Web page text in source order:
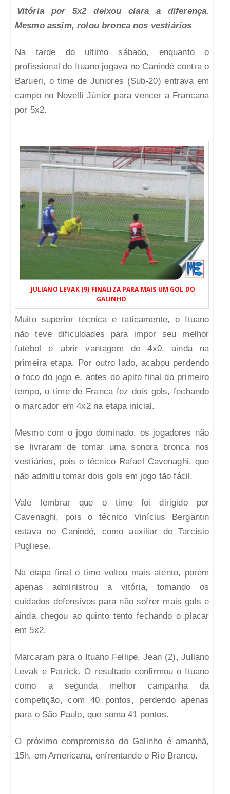
Vitória por 5x2 deixou clara a diferença.
Mesmo assim, rolou bronca nos vestiários
Na tarde do ultimo sábado, enquanto o
profissional do Ituano jogava no Canindé contra o
Barueri, o time de Juniores (Sub-20) entrava em
campo no Novelli Júnior para vencer a Francana
por 5x2.
JULIANO LEVAK (9) FINALIZA PARA MAIS UM GOL DO
GALINHO
Muito superior técnica e taticamente, o Ituano
não teve dificuldades para impor seu melhor
futebol e abrir vantagem de 4x0, ainda na
primeira etapa. Por outro lado, acabou perdendo
o foco do jogo e, antes do apito final do primeiro
tempo, o time de Franca fez dois gols, fechando
o marcador em 4x2 na etapa inicial.
Mesmo com o jogo dominado, os jogadores não
se livraram de tomar uma sonora bronca nos
vestiários, pois o técnico Rafael Cavenaghi, que
não admitiu tomar dois gols em jogo tão fácil.
Vale lembrar que o time foi dirigido por
Cavenaghi, pois o técnico Vinícius Bergantin
estava no Canindé, como auxiliar de Tarcísio
Pugliese.
Na etapa final o time voltou mais atento, porém
apenas administrou a vitória, tomando os
cuidados defensivos para não sofrer mais gols e
ainda chegou ao quinto tento fechando o placar
em 5x2.
Marcaram para o Ituano Fellipe, Jean (2), Juliano
Levak e Patrick. O resultado confirmou o Ituano
como a segunda melhor campanha da
competição, com 40 pontos, perdendo apenas
para o São Paulo, que soma 41 pontos.
O próximo compromisso do Galinho é amanhã,
15h, em Americana, enfrentando o Rio Branco.